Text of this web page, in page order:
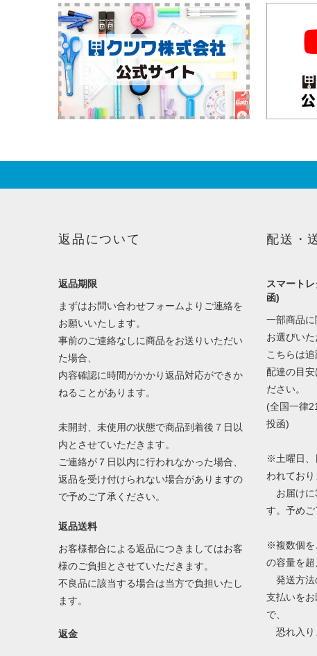
返品について
返品期限
まずはお問い合わせフォームよりご連絡を
お願いいたします。
事前のご連絡なしに商品をお送りいただい
た場合、
内容確認に時間がかかり返品対応ができか
ねることがあります。
未開封、未使用の状態で商品到着後７日以
内とさせていただきます。
ご連絡が７日以内に行われなかった場合、
返品を受け付けられない場合がありますの
で予めご了承ください。
返品送料
お客様都合による返品につきましてはお客
様のご負担とさせていただきます。
不良品に該当する場合は当方で負担いたし
ます。
返金
配送・
スマート
函)
一部商品
お選びいた
こちらは追
配達の目安
ださい。
(全国一律
投函)
※土曜日、
われており
お届けに
す。予めご
※複数個を
の容量を超
発送方法
支払いを
で、
恐れ入り